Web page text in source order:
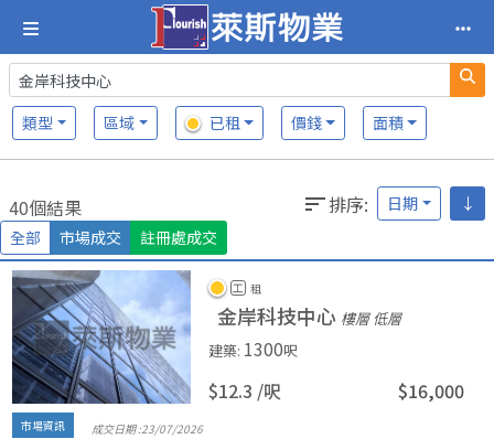
類型 區域 已租 價錢 面積
40個結果 排序: 日期
↓
全部
市場成交 註冊處成交
工 租
金岸科技中心 樓層 低層
建築: 1300呎
$12.3 /呎 $16,000
市場資訊 成交日期 :23/07/2026